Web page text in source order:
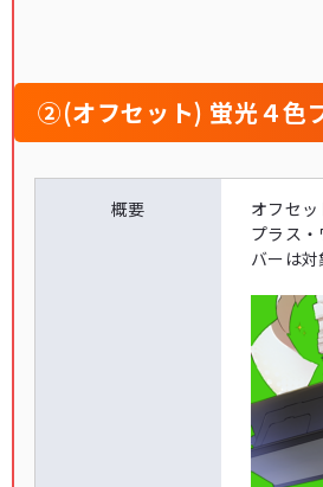
②(オフセット) 蛍光４色
概要
オフセ
プラス
バーは対